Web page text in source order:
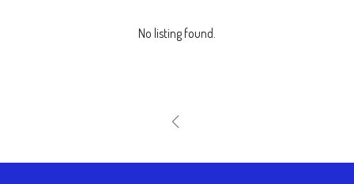
No listing found.